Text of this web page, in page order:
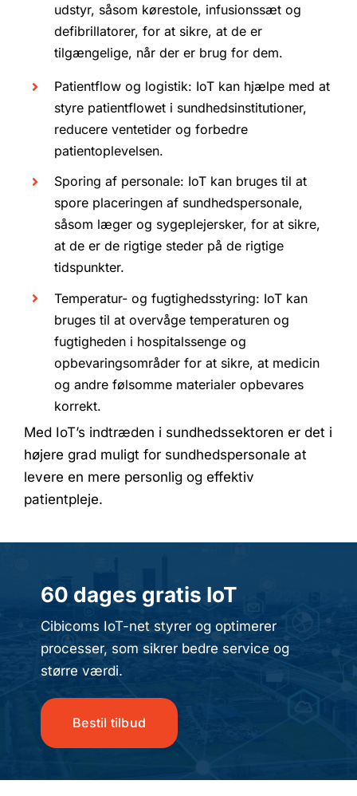
udstyr, såsom kørestole, infusionssæt og
defibrillatorer, for at sikre, at de er
tilgængelige, når der er brug for dem.
Patientflow og logistik: IoT kan hjælpe med at
styre patientflowet i sundhedsinstitutioner,
reducere ventetider og forbedre
patientoplevelsen.
Sporing af personale: IoT kan bruges til at
spore placeringen af sundhedspersonale,
såsom læger og sygeplejersker, for at sikre,
at de er de rigtige steder på de rigtige
tidspunkter.
Temperatur- og fugtighedsstyring: IoT kan
bruges til at overvåge temperaturen og
fugtigheden i hospitalssenge og
opbevaringsområder for at sikre, at medicin
og andre følsomme materialer opbevares
korrekt.
Med IoT’s indtræden i sundhedssektoren er det i
højere grad muligt for sundhedspersonale at
levere en mere personlig og effektiv
patientpleje.
60 dages gratis IoT
Cibicoms IoT-net styrer og optimerer
processer, som sikrer bedre service og
større værdi.
Bestil tilbud